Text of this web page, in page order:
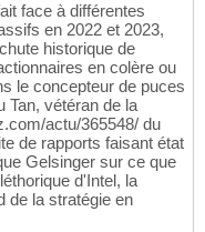
face à différentes
en 2022 et 2023,
historique de
en colère ou
le concepteur de puces
Tan, vétéran de la
actu/365548/ du
de rapports faisant état
Gelsinger sur ce que
d'Intel, la
de la stratégie en